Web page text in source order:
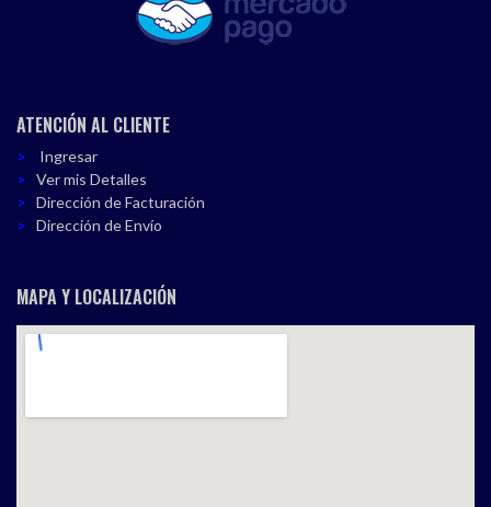
ATENCIÓN AL CLIENTE
Ingresar
Ver mis Detalles
Dirección de Facturación
Dirección de Envío
MAPA Y LOCALIZACIÓN